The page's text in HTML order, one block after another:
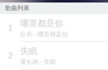
歌曲列表
1 哪里都是你
队长 - 哪里都是你
2 失眠
黄礼格 - 失眠